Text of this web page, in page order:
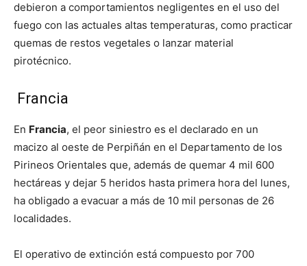
debieron a comportamientos negligentes en el uso del
fuego con las actuales altas temperaturas, como practicar
quemas de restos vegetales o lanzar material
pirotécnico.
Francia
En Francia, el peor siniestro es el declarado en un
macizo al oeste de Perpiñán en el Departamento de los
Pirineos Orientales que, además de quemar 4 mil 600
hectáreas y dejar 5 heridos hasta primera hora del lunes,
ha obligado a evacuar a más de 10 mil personas de 26
localidades.
El operativo de extinción está compuesto por 700